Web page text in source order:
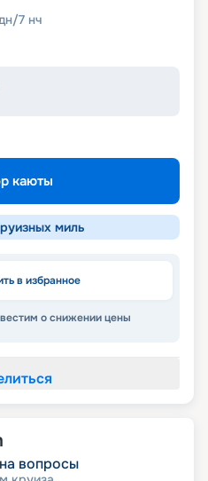
/7 нч
каюты
миль
в избранное
о снижении цены
вопросы